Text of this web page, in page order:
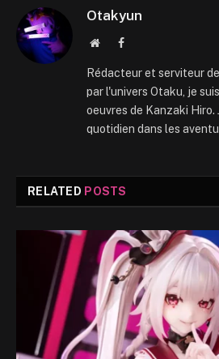
Otakyun
WebsiteFacebook
Rédacteur et serviteur
par l'univers Otaku, je
oeuvres de Kanzaki Hiro.
quotidien dans les
RELATED POSTS